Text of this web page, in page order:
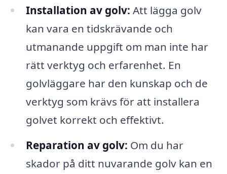
Installation av golv: Att lägga golv
kan vara en tidskrävande och
utmanande uppgift om man inte har
rätt verktyg och erfarenhet. En
golvläggare har den kunskap och de
verktyg som krävs för att installera
golvet korrekt och effektivt.
Reparation av golv: Om du har
skador på ditt nuvarande golv kan en